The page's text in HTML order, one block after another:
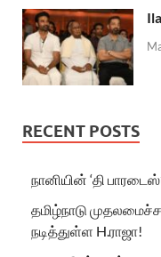
RECENT POSTS
நானியின் ‘தி
தமிழ்நாடு
நடித்துள்ள H.ராஜா!